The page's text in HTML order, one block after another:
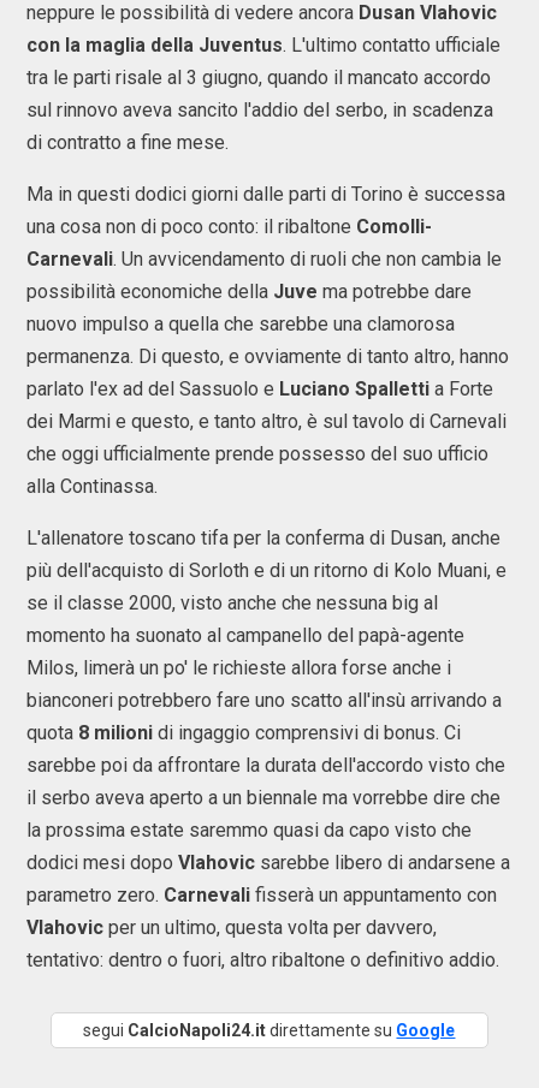
neppure le possibilità di vedere ancora Dusan Vlahovic
con la maglia della Juventus. L'ultimo contatto ufficiale
tra le parti risale al 3 giugno, quando il mancato accordo
sul rinnovo aveva sancito l'addio del serbo, in scadenza
di contratto a fine mese.
Ma in questi dodici giorni dalle parti di Torino è successa
una cosa non di poco conto: il ribaltone Comolli-
Carnevali. Un avvicendamento di ruoli che non cambia le
possibilità economiche della Juve ma potrebbe dare
nuovo impulso a quella che sarebbe una clamorosa
permanenza. Di questo, e ovviamente di tanto altro, hanno
parlato l'ex ad del Sassuolo e Luciano Spalletti a Forte
dei Marmi e questo, e tanto altro, è sul tavolo di Carnevali
che oggi ufficialmente prende possesso del suo ufficio
alla Continassa.
L'allenatore toscano tifa per la conferma di Dusan, anche
più dell'acquisto di Sorloth e di un ritorno di Kolo Muani, e
se il classe 2000, visto anche che nessuna big al
momento ha suonato al campanello del papà-agente
Milos, limerà un po' le richieste allora forse anche i
bianconeri potrebbero fare uno scatto all'insù arrivando a
quota 8 milioni di ingaggio comprensivi di bonus. Ci
sarebbe poi da affrontare la durata dell'accordo visto che
il serbo aveva aperto a un biennale ma vorrebbe dire che
la prossima estate saremmo quasi da capo visto che
dodici mesi dopo Vlahovic sarebbe libero di andarsene a
parametro zero. Carnevali fisserà un appuntamento con
Vlahovic per un ultimo, questa volta per davvero,
tentativo: dentro o fuori, altro ribaltone o definitivo addio.
segui CalcioNapoli24.itdirettamente su Google